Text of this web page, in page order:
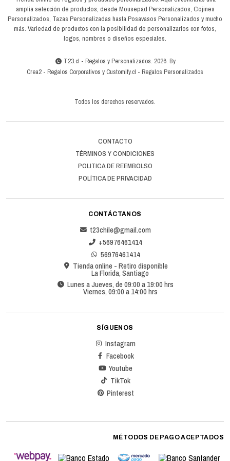
amplia selección de productos, desde Mousepad Personalizados, Cojines
Personalizados, Tazas Personalizadas hasta Posavasos Personalizados y mucho
más. Variedad de productos con la posibilidad de personalizarlos con fotos,
logos, nombres o diseños especiales.
T23.cl - Regalos y Personalizados. 2026. By
Crea2 - Regalos Corporativos y Customify.cl - Regalos Personalizados
Todos los derechos reservados.
CONTACTO
TÉRMINOS Y CONDICIONES
POLITICA DE REEMBOLSO
POLÍTICA DE PRIVACIDAD
CONTÁCTANOS
t23chile@gmail.com
+56976461414
56976461414
Tienda online - Retiro disponible
La Florida, Santiago
Lunes a Jueves, de 09:00 a 19:00 hrs
Viernes, 09:00 a 14:00 hrs
SÍGUENOS
Instagram
Facebook
Youtube
TikTok
Pinterest
MÉTODOS DE PAGO ACEPTADOS